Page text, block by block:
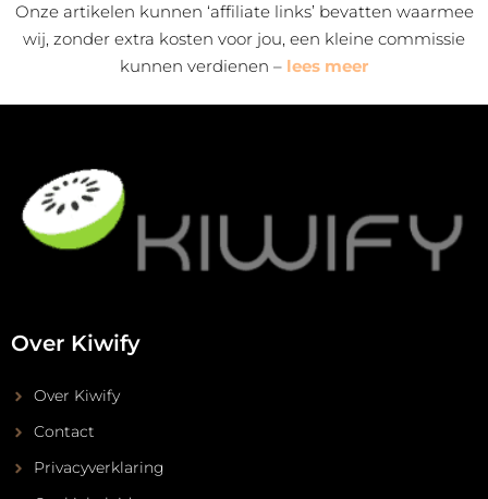
Onze artikelen kunnen ‘affiliate links’ bevatten waarmee
wij, zonder extra kosten voor jou, een kleine commissie
kunnen verdienen – lees meer
Over Kiwify
Over Kiwify
Contact
Privacyverklaring